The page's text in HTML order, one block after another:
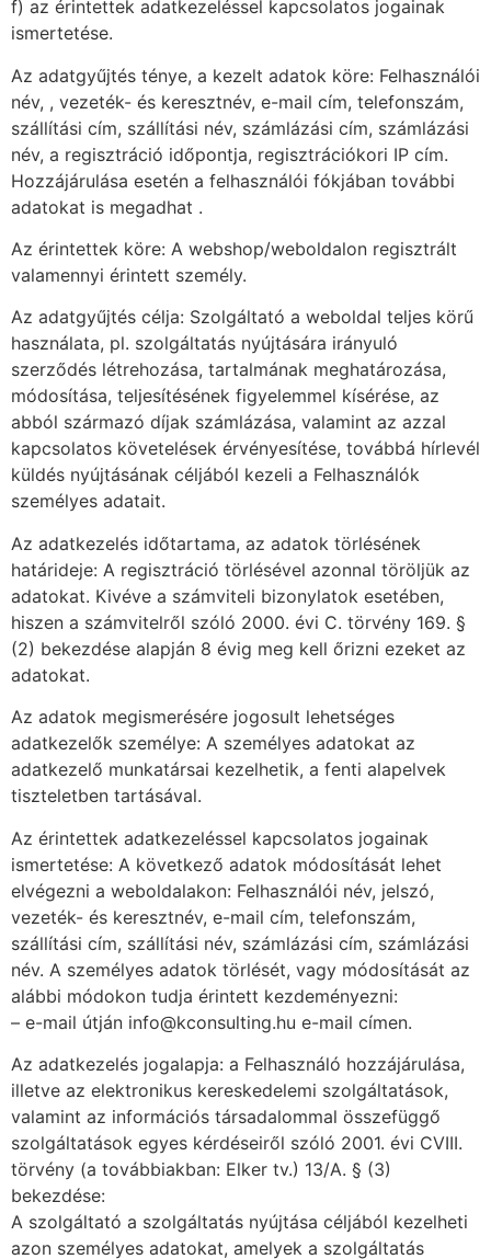
f) az érintettek adatkezeléssel kapcsolatos jogainak
ismertetése.
Az adatgyűjtés ténye, a kezelt adatok köre: Felhasználói
név, , vezeték- és keresztnév, e-mail cím, telefonszám,
szállítási cím, szállítási név, számlázási cím, számlázási
név, a regisztráció időpontja, regisztrációkori IP cím.
Hozzájárulása esetén a felhasználói fókjában további
adatokat is megadhat .
Az érintettek köre: A webshop/weboldalon regisztrált
valamennyi érintett személy.
Az adatgyűjtés célja: Szolgáltató a weboldal teljes körű
használata, pl. szolgáltatás nyújtására irányuló
szerződés létrehozása, tartalmának meghatározása,
módosítása, teljesítésének figyelemmel kísérése, az
abból származó díjak számlázása, valamint az azzal
kapcsolatos követelések érvényesítése, továbbá hírlevél
küldés nyújtásának céljából kezeli a Felhasználók
személyes adatait.
Az adatkezelés időtartama, az adatok törlésének
határideje: A regisztráció törlésével azonnal töröljük az
adatokat. Kivéve a számviteli bizonylatok esetében,
hiszen a számvitelről szóló 2000. évi C. törvény 169. §
(2) bekezdése alapján 8 évig meg kell őrizni ezeket az
adatokat.
Az adatok megismerésére jogosult lehetséges
adatkezelők személye: A személyes adatokat az
adatkezelő munkatársai kezelhetik, a fenti alapelvek
tiszteletben tartásával.
Az érintettek adatkezeléssel kapcsolatos jogainak
ismertetése: A következő adatok módosítását lehet
elvégezni a weboldalakon: Felhasználói név, jelszó,
vezeték- és keresztnév, e-mail cím, telefonszám,
szállítási cím, szállítási név, számlázási cím, számlázási
név. A személyes adatok törlését, vagy módosítását az
alábbi módokon tudja érintett kezdeményezni:
– e-mail útján info@kconsulting.hu e-mail címen.
Az adatkezelés jogalapja: a Felhasználó hozzájárulása,
illetve az elektronikus kereskedelemi szolgáltatások,
valamint az információs társadalommal összefüggő
szolgáltatások egyes kérdéseiről szóló 2001. évi CVIII.
törvény (a továbbiakban: Elker tv.) 13/A. § (3)
bekezdése:
A szolgáltató a szolgáltatás nyújtása céljából kezelheti
azon személyes adatokat, amelyek a szolgáltatás